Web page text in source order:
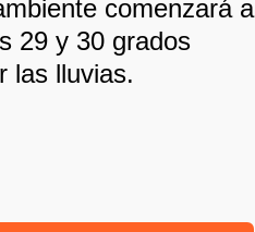
comenzará a
29 y 30 grados
las lluvias.